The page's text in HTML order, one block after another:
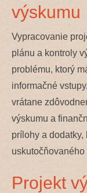
výskumu
Vypracovanie
plánu a kontroly
problému, ktorý
informačné
vrátane
výskumu a
prílohy a
uskutočňovaného
Projekt